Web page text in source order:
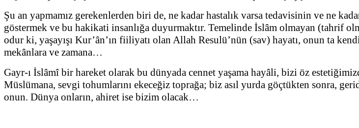
Şu an yapmamız gerekenlerden biri de, ne kadar hastalık varsa tedavisinin ve ne
göstermek ve bu hakikati insanlığa duyurmaktır. Temelinde İslâm olmayan (tahrif
odur ki, yaşayışı Kur’ân’ın fiiliyatı olan Allah Resulü’nün (sav) hayatı, onun ta
mekânlara ve zamana…
Gayr-ı İslâmî bir hareket olarak bu dünyada cennet yaşama hayâli, bizi öz
Müslümana, sevgi tohumlarını ekeceğiz toprağa; biz asıl yurda göçtükten sonra,
onun. Dünya onların, ahiret ise bizim olacak…